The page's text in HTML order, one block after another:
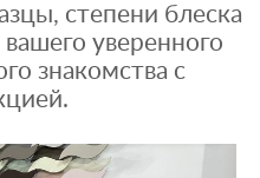
степени блеска
уверенного
знакомства с